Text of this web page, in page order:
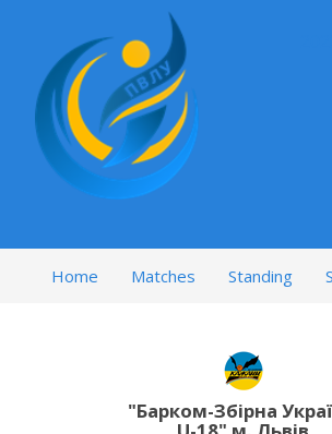
Home Matches Standing
"Барком-Збірна